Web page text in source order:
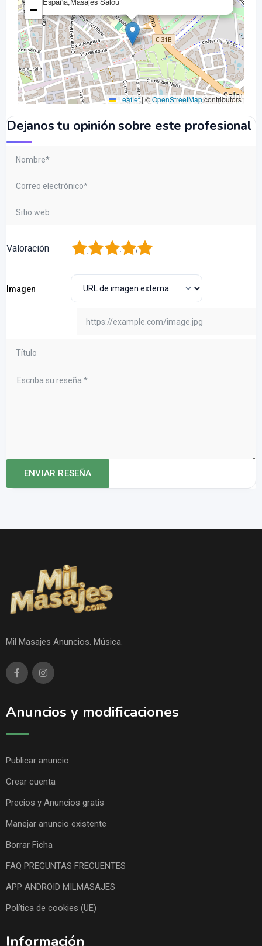
−
Leaflet|©OpenStreetMapcontributors
Dejanos tu opinión sobre este profesional
Valoración 5
4
3
2
Imagen
Mil Masajes Anuncios. Música.
Anuncios y modificaciones
Publicar anuncio
Crear cuenta
Precios y Anuncios gratis
Manejar anuncio existente
Borrar Ficha
FAQ PREGUNTAS FRECUENTES
APP ANDROID MILMASAJES
Política de cookies (UE)
Información